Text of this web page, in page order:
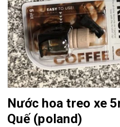
Nước hoa treo xe
Quế (poland)